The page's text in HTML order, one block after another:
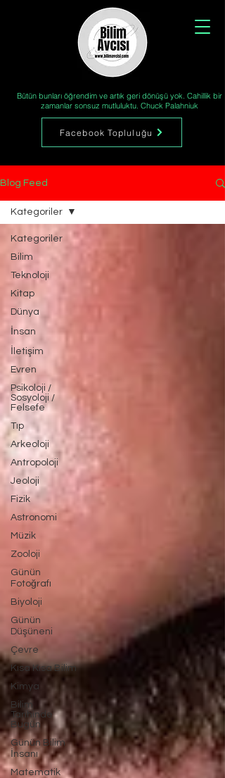
Facebook Topluluğu
Bütün bunları öğrendim ve artık geri dönüşü yok. Cahillik bir
zamanlar sonsuz mutluluktu. Chuck Palahniuk
Blog Feed
Kategoriler
Bilim
Teknoloji
Kitap
Dünya
İnsan
İletişim
Evren
Psikoloji /
Sosyoloji /
Felsefe
Tıp
Arkeoloji
Antropoloji
Jeoloji
Fizik
Astronomi
Müzik
Zooloji
Günün
Fotoğrafı
Biyoloji
Günün
Düşüneni
Çevre
Kısa Kısa Bilim
Kimya
Bilim
Tarihinde
Bugün
Günün Bilim
İnsanı
Matematik
Kategoriler